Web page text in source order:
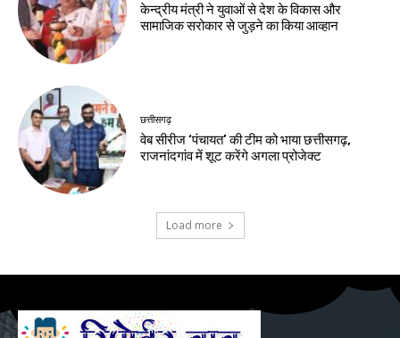
केन्द्रीय मंत्री ने युवाओं से देश के विकास और
सामाजिक सरोकार से जुड़ने का किया आव्हान
छत्तीसगढ़
वेब सीरीज ‘पंचायत’ की टीम को भाया छत्तीसगढ़,
राजनांदगांव में शूट करेंगे अगला प्रोजेक्ट
Load more